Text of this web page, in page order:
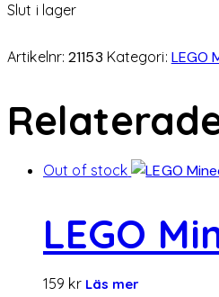
Slut i lager
Artikelnr:21153 Kategori: LEGO
Out of stock
LEGO
159 kr Läs mer